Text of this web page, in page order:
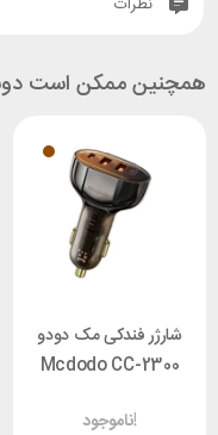
همچنین ممکن است
شارژر فندکی مک دودو
Mcdodo CC-2300
ناموجود!